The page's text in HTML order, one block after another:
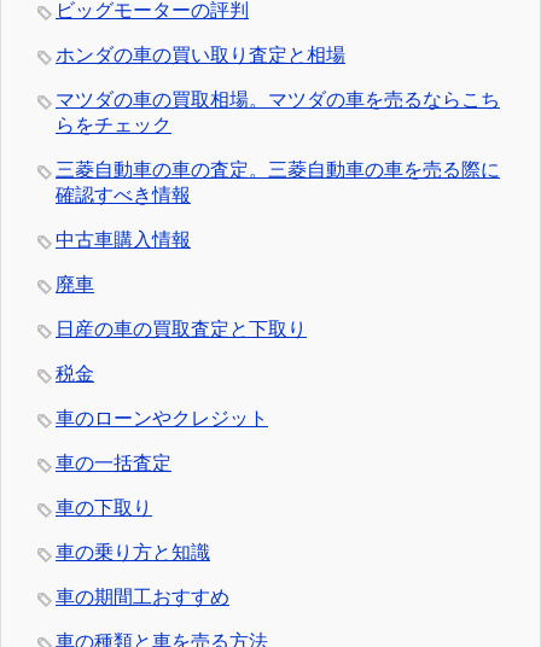
ビッグモーターの評判
ホンダの車の買い取り査定と相場
マツダの車の買取相場。マツダの車を売るならこち
らをチェック
三菱自動車の車の査定。三菱自動車の車を売る際に
確認すべき情報
中古車購入情報
廃車
日産の車の買取査定と下取り
税金
車のローンやクレジット
車の一括査定
車の下取り
車の乗り方と知識
車の期間工おすすめ
車の種類と車を売る方法